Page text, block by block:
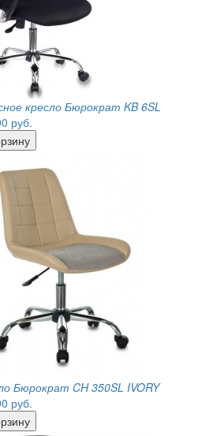
кресло Бюрократ KB 6SL
руб.
Бюрократ CH 350SL IVORY
руб.